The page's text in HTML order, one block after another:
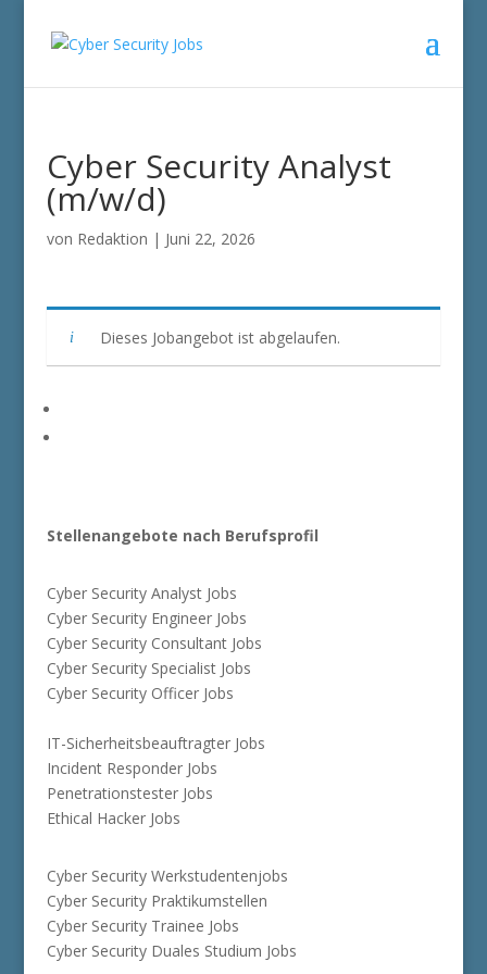
Cyber Security Analyst
(m/w/d)
von Redaktion | Juni 22, 2026
Dieses Jobangebot ist abgelaufen.
Stellenangebote nach Berufsprofil
Cyber Security Analyst Jobs
Cyber Security Engineer Jobs
Cyber Security Consultant Jobs
Cyber Security Specialist Jobs
Cyber Security Officer Jobs
IT-Sicherheitsbeauftragter Jobs
Incident Responder Jobs
Penetrationstester Jobs
Ethical Hacker Jobs
Cyber Security Werkstudentenjobs
Cyber Security Praktikumstellen
Cyber Security Trainee Jobs
Cyber Security Duales Studium Jobs